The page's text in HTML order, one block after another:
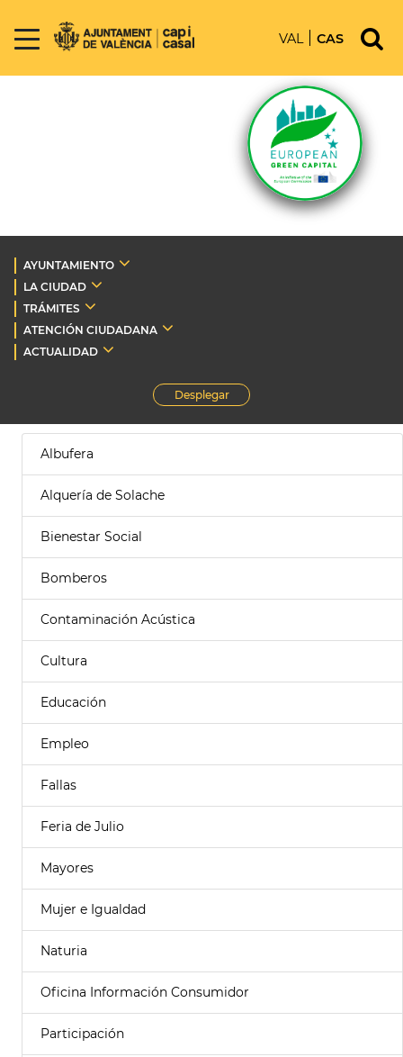
VAL CAS
AYUNTAMIENTO
LA CIUDAD
TRÁMITES
ATENCIÓN CIUDADANA
ACTUALIDAD
Desplegar
Albufera
Alquería de Solache
Bienestar Social
Bomberos
Contaminación Acústica
Cultura
Educación
Empleo
Fallas
Feria de Julio
Mayores
Mujer e Igualdad
Naturia
Oficina Información Consumidor
Participación